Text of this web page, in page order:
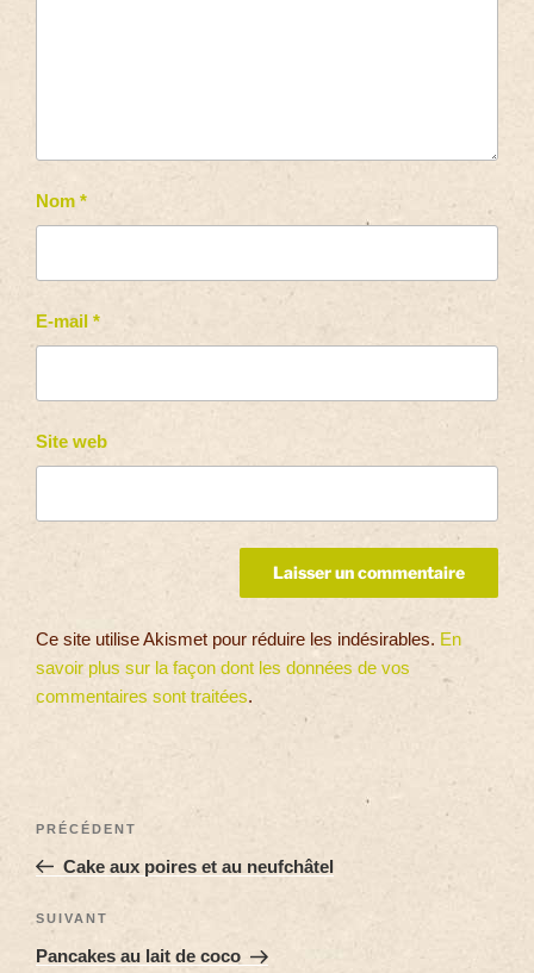
Nom *
E-mail *
Site web
Ce site utilise Akismet pour réduire les indésirables. En
savoir plus sur la façon dont les données de vos
commentaires sont traitées.
PRÉCÉDENT
Cake aux poires et au neufchâtel
SUIVANT
Pancakes au lait de coco